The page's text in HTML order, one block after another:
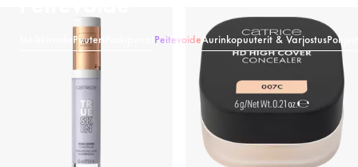
Puuteri PeitevoideAurinkopuuterit & Varjostus